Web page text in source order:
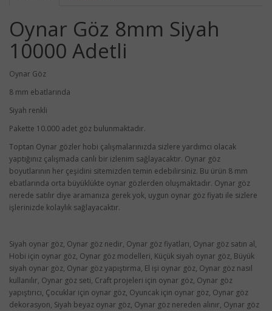
Oynar Göz 8mm Siyah
10000 Adetli
Oynar Göz
8 mm ebatlarında
Siyah renkli
Pakette 10.000 adet göz bulunmaktadır.
Toptan Oynar gözler hobi çalışmalarınızda sizlere yardımcı olacak
yaptığınız çalışmada canlı bir izlenim sağlayacaktır. Oynar göz
boyutlarının her çeşidini sitemizden temin edebilirsiniz. Bu ürün 8 mm
ebatlarında orta büyüklükte oynar gözlerden oluşmaktadır. Oynar göz
nerede satılır diye aramanıza gerek yok, uygun oynar göz fiyatı ile sizlere
işlerinizde kolaylık sağlayacaktır.
Siyah oynar göz, Oynar göz nedir, Oynar göz fiyatları, Oynar göz satın al,
Hobi için oynar göz, Oynar göz modelleri, Küçük siyah oynar göz, Büyük
siyah oynar göz, Oynar göz yapıştırma, El işi oynar göz, Oynar göz nasıl
kullanılır, Oynar göz seti, Craft projeleri için oynar göz, Oynar göz
yapıştırıcı, Çocuklar için oynar göz, Oyuncak için oynar göz, Oynar göz
dekorasyon, Siyah beyaz oynar göz, Oynar göz nereden alınır, Oynar göz